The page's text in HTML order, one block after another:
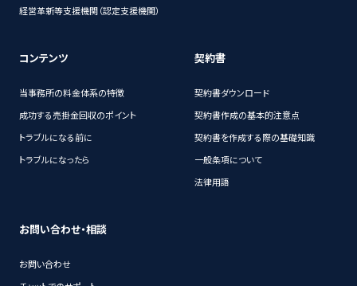
経営革新等支援機関（認定支援機関）
コンテンツ
当事務所の料金体系の特徴
成功する売掛金回収のポイント
トラブルになる前に
トラブルになったら
契約書
契約書ダウンロード
契約書作成の基本的注意点
契約書を作成する際の基礎知識
一般条項について
法律用語
お問い合わせ・相談
お問い合わせ